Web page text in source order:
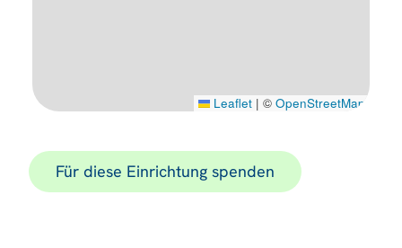
Leaflet | © OpenStreetMap
Für diese Einrichtung spenden